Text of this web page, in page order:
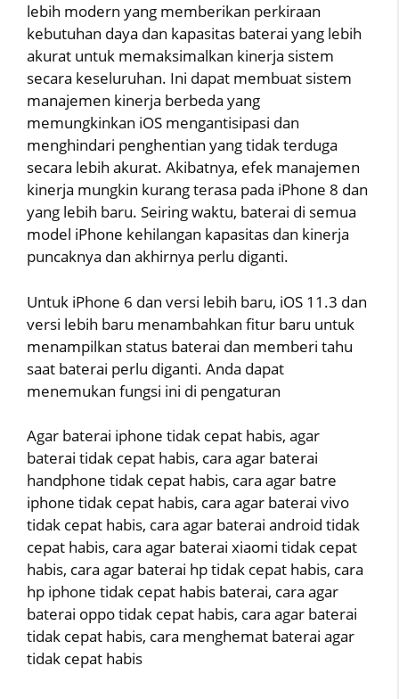
lebih modern yang memberikan perkiraan
kebutuhan daya dan kapasitas baterai yang lebih
akurat untuk memaksimalkan kinerja sistem
secara keseluruhan. Ini dapat membuat sistem
manajemen kinerja berbeda yang
memungkinkan iOS mengantisipasi dan
menghindari penghentian yang tidak terduga
secara lebih akurat. Akibatnya, efek manajemen
kinerja mungkin kurang terasa pada iPhone 8 dan
yang lebih baru. Seiring waktu, baterai di semua
model iPhone kehilangan kapasitas dan kinerja
puncaknya dan akhirnya perlu diganti.
Untuk iPhone 6 dan versi lebih baru, iOS 11.3 dan
versi lebih baru menambahkan fitur baru untuk
menampilkan status baterai dan memberi tahu
saat baterai perlu diganti. Anda dapat
menemukan fungsi ini di pengaturan
Agar baterai iphone tidak cepat habis, agar
baterai tidak cepat habis, cara agar baterai
handphone tidak cepat habis, cara agar batre
iphone tidak cepat habis, cara agar baterai vivo
tidak cepat habis, cara agar baterai android tidak
cepat habis, cara agar baterai xiaomi tidak cepat
habis, cara agar baterai hp tidak cepat habis, cara
hp iphone tidak cepat habis baterai, cara agar
baterai oppo tidak cepat habis, cara agar baterai
tidak cepat habis, cara menghemat baterai agar
tidak cepat habis